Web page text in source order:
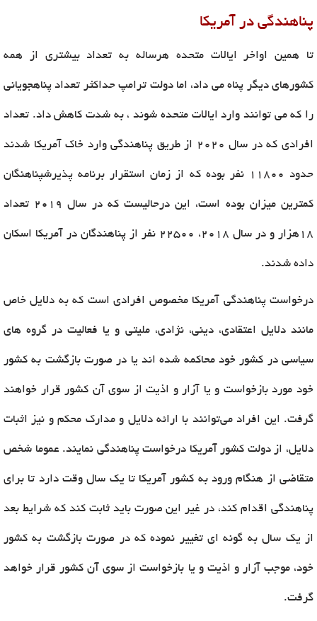
پناهندگی در آمریکا
تا همین اواخر ایالات متحده هرساله به تعداد بیشتری از همه
کشورهای دیگر پناه می داد، اما دولت ترامپ حداکثر تعداد پناهجویانی
را که می توانند وارد ایالات متحده شوند ، به شدت کاهش داد. تعداد
افرادی که در سال 2020 از طریق پناهندگی وارد خاک آمریکا شدند
حدود 11800 نفر بوده که از زمان استقرار برنامه پذیرشپناهنگان
کمترین میزان بوده است، این درحالیست که در سال 2019 تعداد
18هزار و در سال 2018، 22500 نفر از پناهندگان در آمریکا اسکان
داده شدند.
درخواست پناهندگی آمریکا مخصوص افرادی است که به دلایل خاص
مانند دلایل اعتقادی، دینی، نژادی، ملیتی و یا فعالیت در گروه های
سیاسی در کشور خود محاکمه شده اند یا در صورت بازگشت به کشور
خود مورد بازخواست و یا آزار و اذیت از سوی آن کشور قرار خواهند
گرفت. این افراد می‌توانند با ارائه دلایل و مدارک محکم و نیز اثبات
دلایل، از دولت کشور آمریکا درخواست پناهندگی نمایند. عموما شخص
متقاضی از هنگام ورود به کشور آمریکا تا یک سال وقت دارد تا برای
پناهندگی اقدام کند، در غیر این صورت باید ثابت کند که شرایط بعد
از یک سال به گونه ای تغییر نموده که در صورت بازگشت به کشور
خود، موجب آزار و اذیت و یا بازخواست از سوی آن کشور قرار خواهد
گرفت.